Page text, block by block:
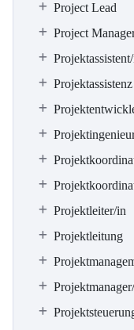
Project Lead
Project
Projektassistenz
Projektleiter/in
Projektleitung